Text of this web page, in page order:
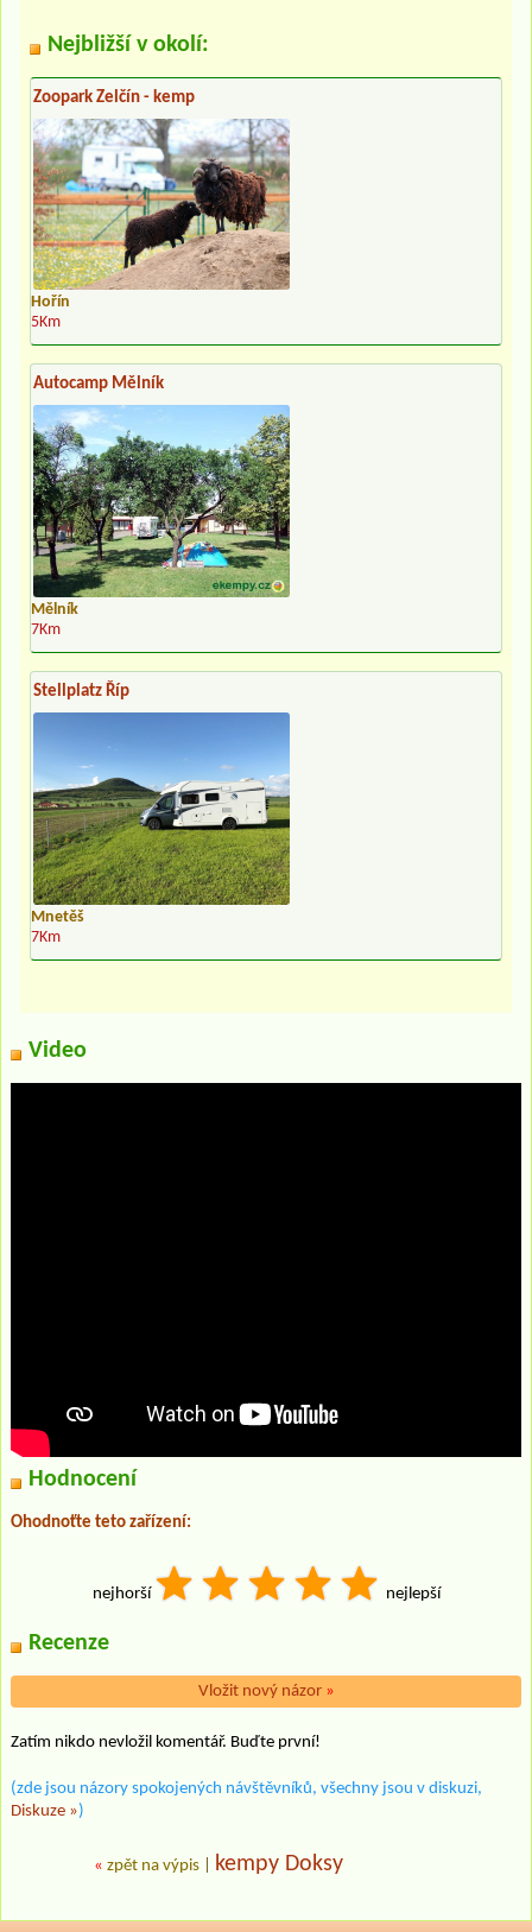
Nejbližší v okolí:
Zoopark Zelčín - kemp
Hořín
5Km
Autocamp Mělník
Mělník
7Km
Stellplatz Říp
Mnetěš
7Km
Video
Hodnocení
Ohodnoťte teto zařízení:
nejhorší nejlepší
Recenze
Vložit nový názor »
Zatím nikdo nevložil komentář. Buďte první!
(zde jsou názory spokojených návštěvníků, všechny jsou v diskuzi,
Diskuze »)
« zpět na výpis kempy Doksy